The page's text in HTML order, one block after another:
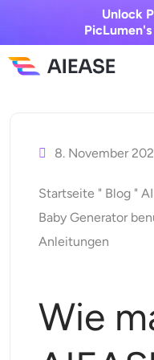
Unlock
KI-Video
Text zu Video
Bild zu Video
KI-Kuss-Generator
Videoeffekte
KI-Bild
Text zu Bild
springen
8. November
Startseite " Blog "
Baby Generator
Anleitungen
Wie